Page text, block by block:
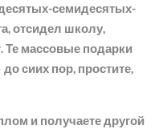
семидесятых-
отсидел школу,
Те массовые подарки
сиих пор, простите,
и получаете другой